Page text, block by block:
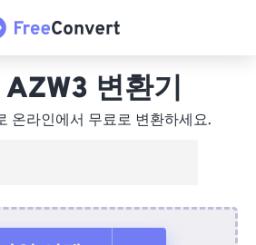
변환기
온라인에서 무료로 변환하세요.